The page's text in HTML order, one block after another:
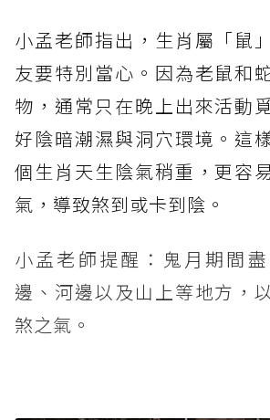
小孟老師指出，生肖屬「鼠
友要特別當心。因為老鼠和
物，通常只在晚上出來活動
好陰暗潮濕與洞穴環境。這
個生肖天生陰氣稍重，更容
氣，導致煞到或卡到陰。
小孟老師提醒：鬼月期間
邊、河邊以及山上等地方，
煞之氣。